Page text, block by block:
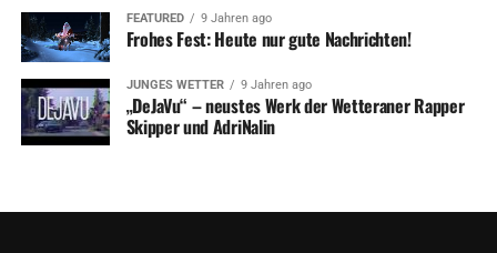
FEATURED 9 Jahren ago
Frohes Fest: Heute nur gute Nachrichten!
JUNGES WETTER 9 Jahren ago
„DeJaVu“ – neustes Werk der Wetteraner Rapper
Skipper und AdriNalin